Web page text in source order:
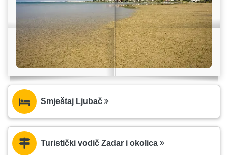
Smještaj Ljubač
Turistički vodič Zadar i okolica